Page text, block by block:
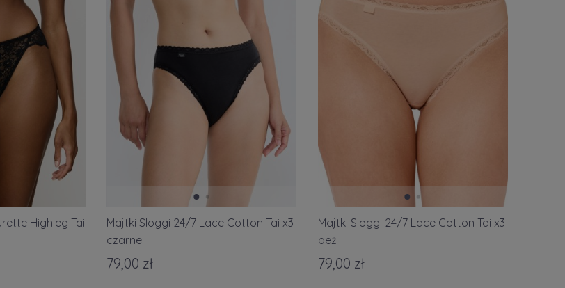
Rozmiar 40
Rozmiar 42
Rozmiar 44(6)
Rozmiar 44
(1)
Rozmiar 46
(5)
(2)
Rozmiar XS
Rozmiar S
Rozmiar M(1)
(10)
różowy
(1)
czerwony/bordowy
niebieski/granatowy
pomarańczowy
brązowy
wielokolorowy
Highleg Tai
Majtki Sloggi 24/7 Lace Cotton Tai x3
czarne
79,00 zł
Majtki Sloggi 24/7 Lace Cotton Tai x3
beż
79,00 zł